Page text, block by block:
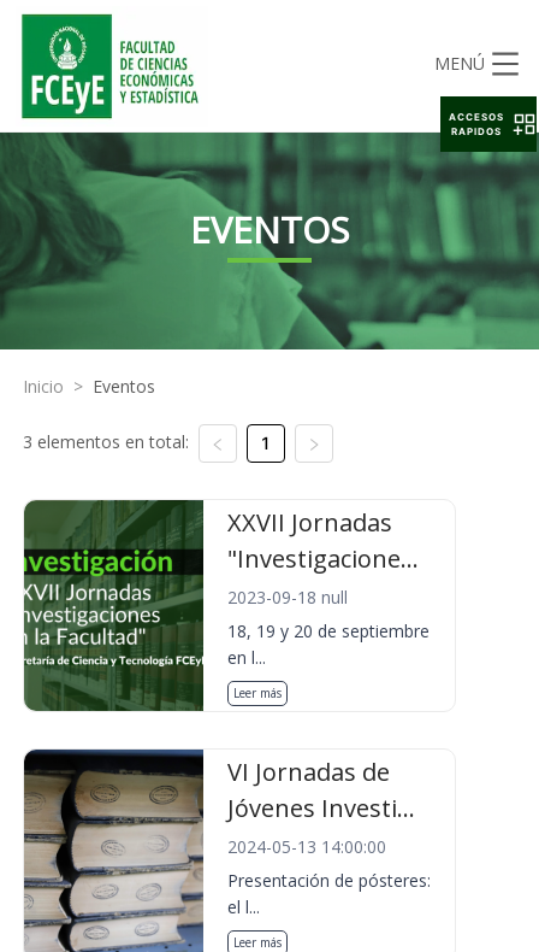
MENÚ
EVENTOS
Inicio > Eventos
3 elementos en total: 1
XXVII Jornadas
"Investigacione...
2023-09-18 null
18, 19 y 20 de septiembre
en l...
Leer más
VI Jornadas de
Jóvenes Investi...
2024-05-13 14:00:00
Presentación de pósteres:
el l...
Leer más
ACCESOS
RAPIDOS